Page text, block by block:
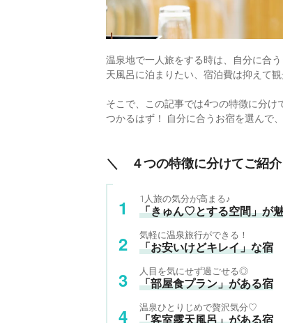
温泉地で一人旅をする時は、自分に合
天風呂に泊まりたい、宿泊費は抑えて
そこで、この記事では4つの特徴に分け
つかるはず！ 自分に合うお宿を選んで
＼ ４つの特徴に分けてご紹
1人旅の気分が高まる♪
「きゅん♡とする空間」が
気軽に温泉旅行ができる！
「お安いけどキレイ」な宿
人目を気にせず過ごせる◎
「部屋食プラン」がある宿
温泉ひとりじめで贅沢気分♡
「客室露天風呂」がある宿